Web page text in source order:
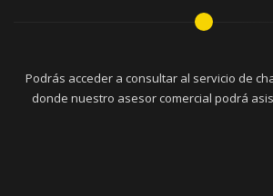
Podrás acceder a consultar al servicio de
donde nuestro asesor comercial podrá